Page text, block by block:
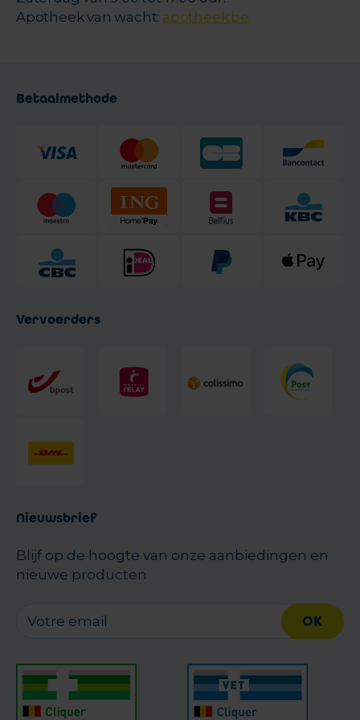
Apotheek van wacht: apotheek.be
Betaalmethode
Vervoerders
Nieuwsbrief
Blijf op de hoogte van onze aanbiedingen en
nieuwe producten
OK